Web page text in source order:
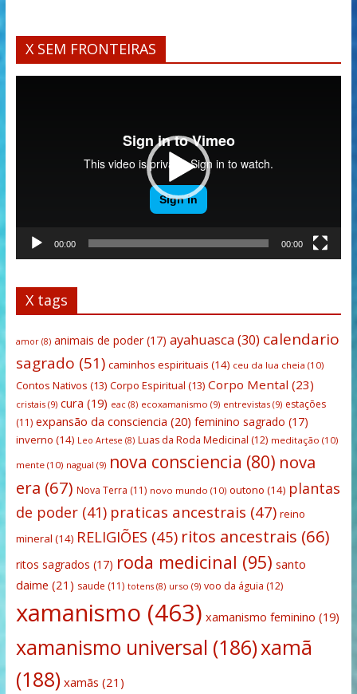
X SEM FRONTEIRAS
00:00 00:00
X tags
amor(8) animais de poder(17) ayahuasca(30) calendario
sagrado (51) caminhos espirituais (14) ceu da lua cheia (10)
Contos Nativos (13) Corpo Espiritual (13) Corpo Mental (23)
cristais(9) cura (19) eac(8) ecoxamanismo (9) entrevistas(9) estações
(11) expansão da consciencia (20) feminino sagrado (17)
inverno (14) Leo Artese (8) Luas da Roda Medicinal (12) meditação (10)
mente(10) nagual (9) nova consciencia (80) nova
era (67) Nova Terra (11) novo mundo (10) outono (14) plantas
de poder(41) praticas ancestrais (47) reino
mineral (14) RELIGIÕES (45) ritos ancestrais (66)
ritos sagrados (17) roda medicinal (95) santo
daime (21) saude (11) totens(8) urso (9) voo da águia (12)
xamanismo (463) xamanismo feminino (19)
xamanismo universal (186)xamã
(188) xamãs (21)